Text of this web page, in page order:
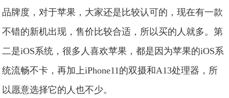
品牌度，对于苹果，大家还是比较认可的，现在有一款
不错的新机出现，售价比较合适，所以买的人就多。第
二是iOS系统，很多人喜欢苹果，都是因为苹果的iOS系
统流畅不卡，再加上iPhone11的双摄和A13处理器，所
以愿意选择它的人也不少。